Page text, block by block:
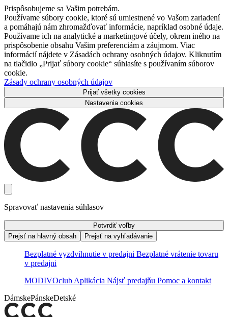
Prispôsobujeme sa Vašim potrebám.
Používame súbory cookie, ktoré sú umiestnené vo Vašom zariadení
a pomáhajú nám zhromažďovať informácie, napríklad osobné údaje.
Používame ich na analytické a marketingové účely, okrem iného na
prispôsobenie obsahu Vašim preferenciám a záujmom. Viac
informácií nájdete v Zásadách ochrany osobných údajov. Kliknutím
na tlačidlo „Prijať súbory cookie“ súhlasíte s používaním súborov
cookie.
Zásady ochrany osobných údajov
Prijať všetky cookies
Nastavenia cookies
Spravovať nastavenia súhlasov
Potvrdiť voľby
Prejsť na hlavný obsah
Prejsť na vyhľadávanie
Bezplatné vyzdvihnutie v predajni Bezplatné vrátenie tovaru
v predajni
MODIVOclub Aplikácia Nájsť predajňu Pomoc a kontakt
DámskePánskeDetské